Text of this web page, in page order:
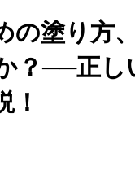
の塗り方
？──正し
！